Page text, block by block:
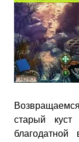
старый